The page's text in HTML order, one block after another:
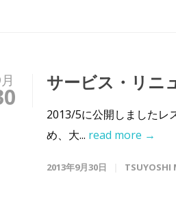
サービス・リニ
2013/5に公開しましたレ
め、大... read more →
2013年9月30日 TSUYOSHI